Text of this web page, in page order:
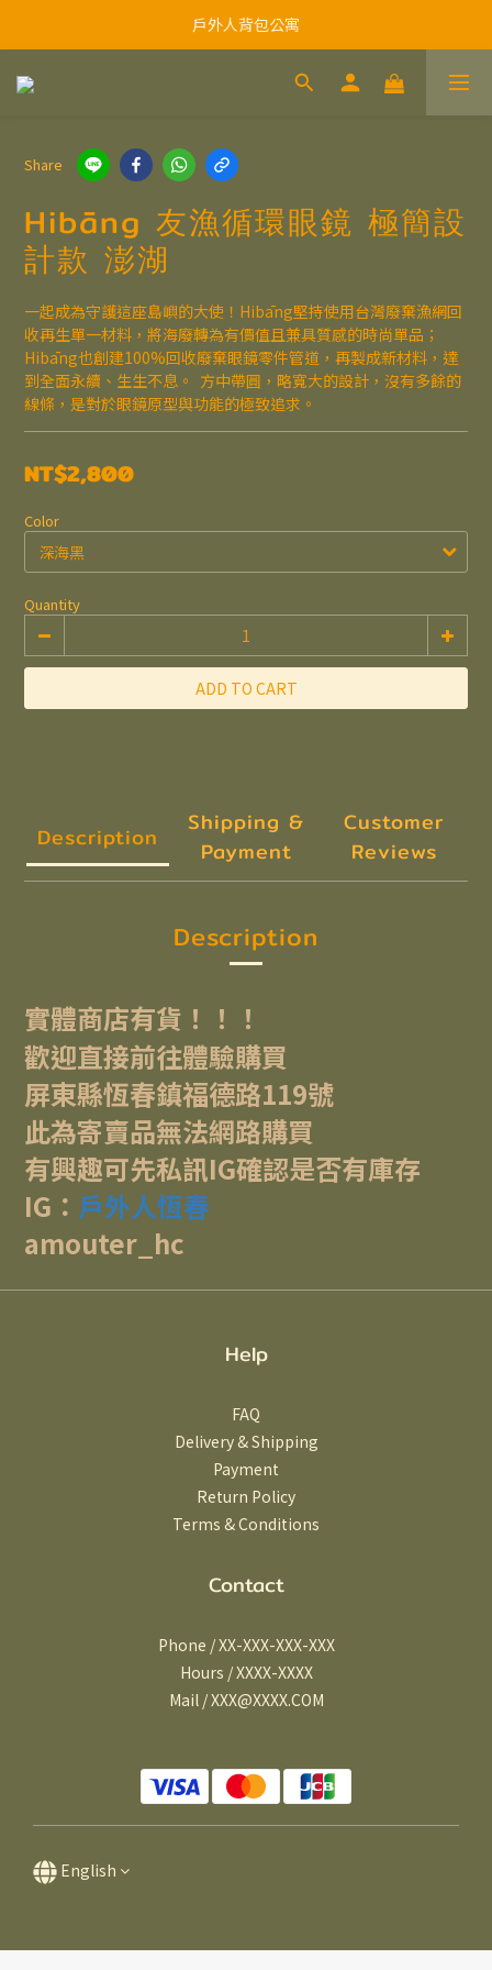
戶外人背包公寓
Share
Hibāng 友漁循環眼鏡 極簡設
計款 澎湖
一起成為守護這座島嶼的大使！Hibāng堅持使用台灣廢棄漁網回
收再生單一材料，將海廢轉為有價值且兼具質感的時尚單品；
Hibāng也創建100%回收廢棄眼鏡零件管道，再製成新材料，達
到全面永續、生生不息。  方中帶圓，略寬大的設計，沒有多餘的
線條，是對於眼鏡原型與功能的極致追求。
NT$2,800
Color
Quantity
ADD TO CART
Description
Shipping &
Payment
Customer
Reviews
Description
實體商店有貨！！！
歡迎直接前往體驗購買
屏東縣恆春鎮福德路119號
此為寄賣品無法網路購買
有興趣可先私訊IG確認是否有庫存
IG： 戶外人恆春
amouter_hc
Help
FAQ
Delivery & Shipping
Payment
Return Policy
Terms & Conditions
Contact
Phone / XX-XXX-XXX-XXX
Hours / XXXX-XXXX
Mail / XXX@XXXX.COM
English